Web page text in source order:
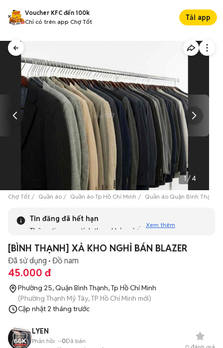
Voucher KFC đến 100k
Chỉ có trên app Chợ Tốt
Tải app
1/4
Chợ Tốt Quần áo Quần áo Tp Hồ Chí Minh Quần áo Quận Bình Thạnh
Tin đăng đã hết hạn
Thông tin mang tính tham khảo và bạn không thể liên hệ
với người bán. Bạn hãy tham khảo thêm các tin đăng
tương tự khác dưới đây nhé!
Xem thêm
[BÌNH THẠNH] XẢ KHO NGHỈ BÁN BLAZER
Đã sử dụng Đồ nam
45.000 đ
Phường 25, Quận Bình Thạnh, Tp Hồ Chí Minh
(Phường Thạnh Mỹ Tây, TP Hồ Chí Minh mới)
Cập nhật 2 tháng trước
LYEN
Phản hồi: --0Đã bán